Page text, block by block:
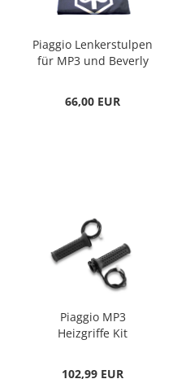
Piaggio Lenkerstulpen
für MP3 und Beverly
66,00 EUR
Piaggio MP3
Heizgriffe Kit
102,99 EUR